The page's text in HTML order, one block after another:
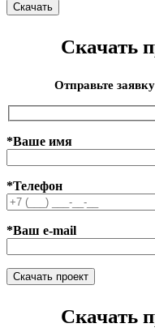
Скачать
Отправьте
*Ваше имя
*Телефон
*Ваш e-mail
Скачать